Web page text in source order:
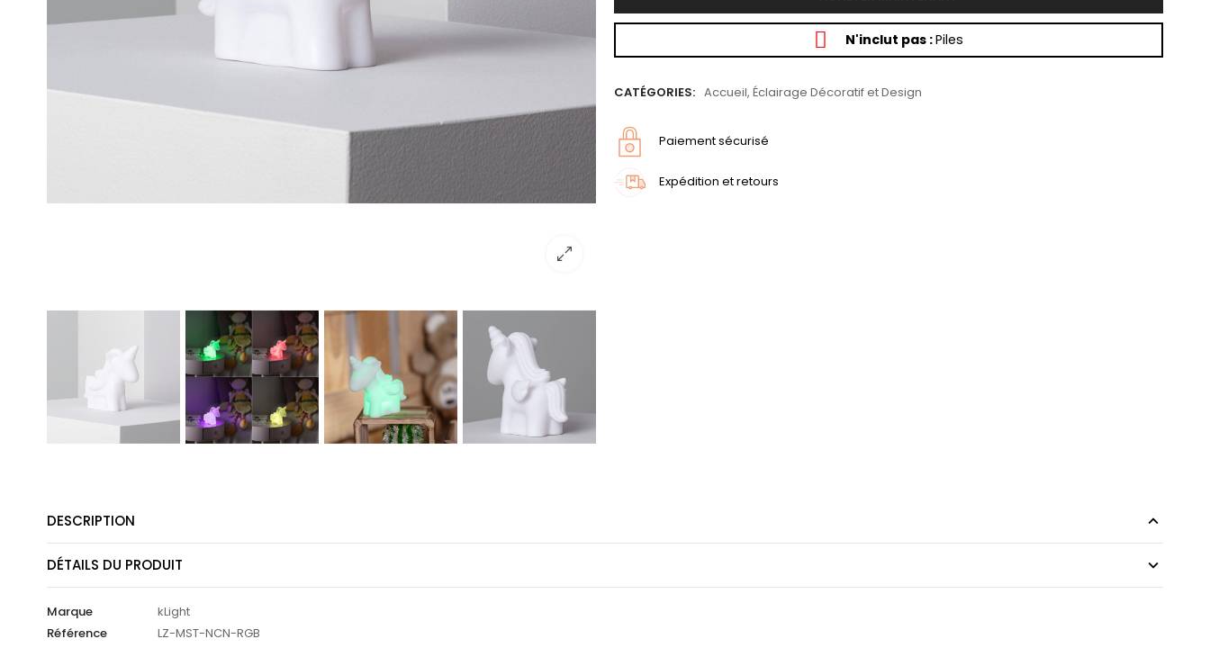
N'inclut pas :Piles
CATÉGORIES: Accueil, Éclairage Décoratif et Design
Paiement sécurisé
Expédition et retours
DESCRIPTION
DÉTAILS DU PRODUIT
Marque
kLight
Référence
LZ-MST-NCN-RGB